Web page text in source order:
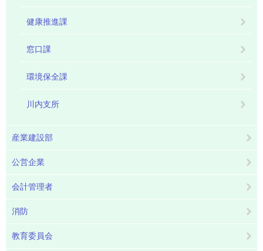
健康推進課
窓口課
環境保全課
川内支所
産業建設部
公営企業
会計管理者
消防
教育委員会